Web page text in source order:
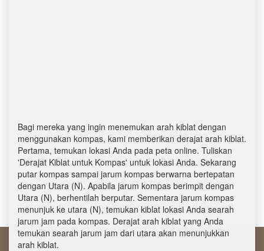
Bagi mereka yang ingin menemukan arah kiblat dengan
menggunakan kompas, kami memberikan derajat arah kiblat.
Pertama, temukan lokasi Anda pada peta online. Tuliskan
'Derajat Kiblat untuk Kompas' untuk lokasi Anda. Sekarang
putar kompas sampai jarum kompas berwarna bertepatan
dengan Utara (N). Apabila jarum kompas berimpit dengan
Utara (N), berhentilah berputar. Sementara jarum kompas
menunjuk ke utara (N), temukan kiblat lokasi Anda searah
jarum jam pada kompas. Derajat arah kiblat yang Anda
temukan searah jarum jam dari utara akan menunjukkan
arah kiblat.